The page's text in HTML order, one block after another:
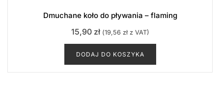
Dmuchane koło do pływania – flaming
15,90 zł (19,56 złz VAT)
DODAJ DO KOSZYKA